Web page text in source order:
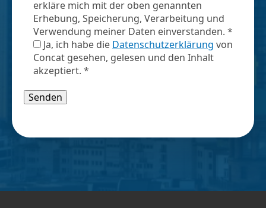
erkläre mich mit der oben genannten
Erhebung, Speicherung, Verarbeitung und
Verwendung meiner Daten einverstanden. *
Ja, ich habe die Datenschutzerklärung von
Concat gesehen, gelesen und den Inhalt
akzeptiert. *